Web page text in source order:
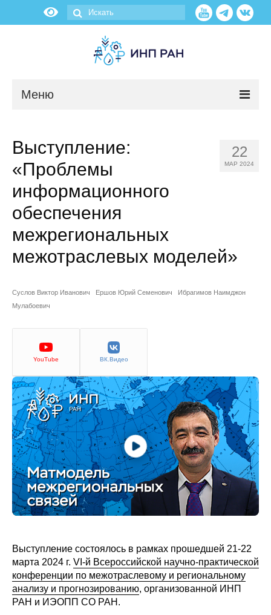
Меню
Научные подразделения
Администрация
Материалы для СМИ
Публикации
Научная жизнь
Издания
Проблемы прогнозирования
О журнале
Редакционная этика
Информация для авторов
22
МАР 2024
Выступление:
«Проблемы
информационного
обеспечения
межрегиональных
межотраслевых моделей»
Суслов Виктор Иванович Ершов Юрий Семенович
Ибрагимов Наимджон
Мулабоевич
YouTube ВК.Видео
Выступление состоялось в рамках прошедшей 21-22
марта 2024 г. VI-й Всероссийской научно-практической
конференции по межотраслевому и региональному
анализу и прогнозированию, организованной ИНП
РАН и ИЭОПП СО РАН.